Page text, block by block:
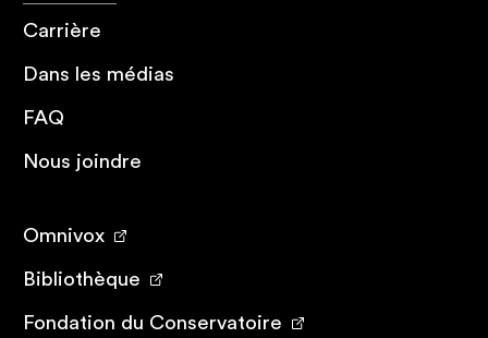
Carrière
Dans les médias
FAQ
Nous joindre
Omnivox
Bibliothèque
Fondation du Conservatoire